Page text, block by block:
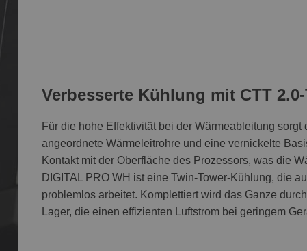
Verbesserte Kühlung mit CTT
Für die hohe Effektivität bei der Wärmeableitung sorgt
angeordnete Wärmeleitrohre und eine vernickelte
Kontakt mit der Oberfläche des Prozessors, was die
DIGITAL PRO WH ist eine Twin-Tower-Kühlung, die
problemlos arbeitet. Komplettiert wird das Ganze
Lager, die einen effizienten Luftstrom bei geringem